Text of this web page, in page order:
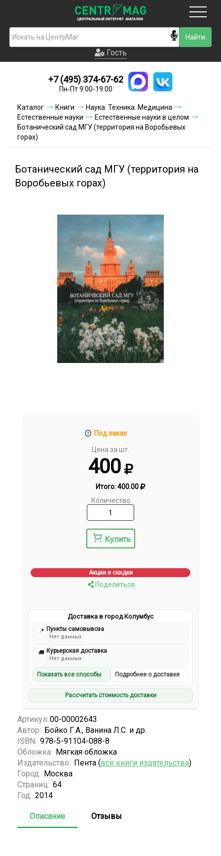
Гость
Новинки
Условия доставки
Условия оплаты
Акции и скидки
Гость
+7 (495) 374-67-62
Пн-Пт 9:00-19:00
Каталог Книги
Наука. Техника. Медицина
Естественные науки
Естественные науки в целом
Ботанический сад МГУ (территория на Воробьевых
горах)
Ботанический сад МГУ (территория на
Воробьевых горах)
Под заказ
Цена за шт.
400
Итого:400.00
Количество
Купить
Акции и скидки
Поделиться
Доставка в город Колумбус
📍 Пункты самовывоза
Нет данных
🚚 Курьерская доставка
Нет данных
Показать все способы Подробнее о доставке
Рассчитать стоимость доставки
Артикул: 00-00002643
Автор: Бойко Г.А., Ванина Л.С. и др.
ISBN: 978-5-91104-088-8
Обложка: Мягкая обложка
Издательство: Пента (все книги издательства)
Город: Москва
Страниц: 64
Год: 2014
Описание Отзывы